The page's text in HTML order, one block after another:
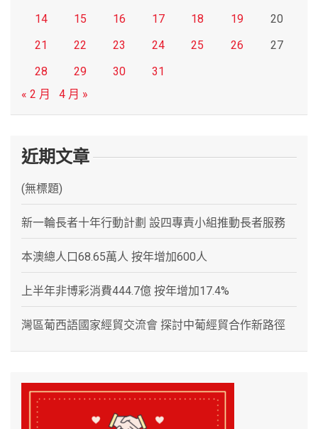
14
15 16 17 18 19
20
21
22 23 24 25 26
27
28
29 30
31
« 2 月
4 月 »
近期文章
(無標題)
新一輪長者十年行動計劃 設四專責小組推動長者服務
本澳總人口68.65萬人 按年增加600人
上半年非博彩消費444.7億 按年增加17.4%
灣區葡西語國家經貿交流會 探討中葡經貿合作新路徑